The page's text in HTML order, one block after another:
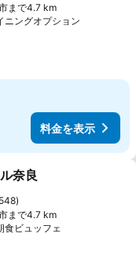
まで4.7 km
ニングオプション
料金を表示
に追加
奈良
まで4.7 km
食ビュッフェ